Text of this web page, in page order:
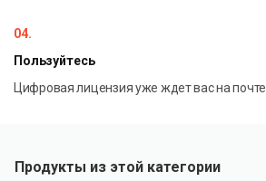
04.
Пользуйтесь
Цифровая лицензия уже ждет вас на почте
Продукты из этой категории